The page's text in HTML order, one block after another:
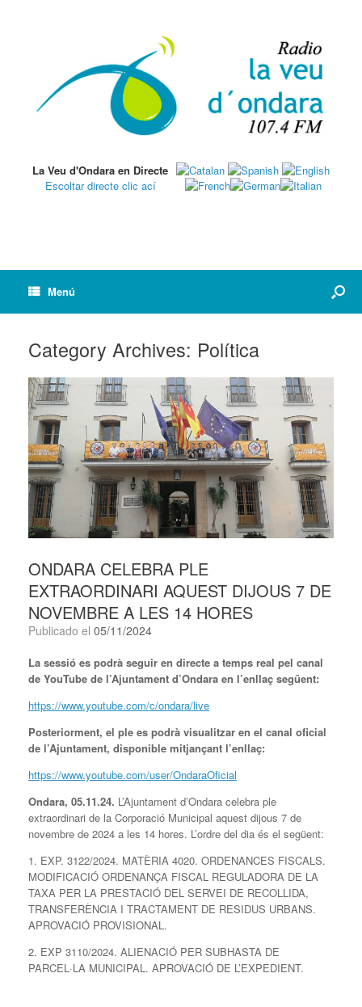
La Veu d'Ondara en Directe
Escoltar directe clic ací
Menú
Category Archives: Política
ONDARA CELEBRA PLE
EXTRAORDINARI AQUEST DIJOUS 7 DE
NOVEMBRE A LES 14 HORES
Publicado el 05/11/2024
La sessió es podrà seguir en directe a temps real pel canal
de YouTube de l’Ajuntament d’Ondara en l’enllaç següent:
https://www.youtube.com/c/ondara/live
Posteriorment, el ple es podrà visualitzar en el canal oficial
de l’Ajuntament, disponible mitjançant l’enllaç:
https://www.youtube.com/user/OndaraOficial
Ondara, 05.11.24. L’Ajuntament d’Ondara celebra ple
extraordinari de la Corporació Municipal aquest dijous 7 de
novembre de 2024 a les 14 hores. L’ordre del dia és el següent:
1. EXP. 3122/2024. MATÈRIA 4020. ORDENANCES FISCALS.
MODIFICACIÓ ORDENANÇA FISCAL REGULADORA DE LA
TAXA PER LA PRESTACIÓ DEL SERVEI DE RECOLLIDA,
TRANSFERÈNCIA I TRACTAMENT DE RESIDUS URBANS.
APROVACIÓ PROVISIONAL.
2. EXP 3110/2024. ALIENACIÓ PER SUBHASTA DE
PARCEL·LA MUNICIPAL. APROVACIÓ DE L’EXPEDIENT.